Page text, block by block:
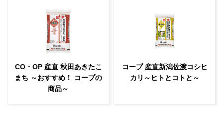
CO・OP 産直 秋田あきたこ
まち ～おすすめ！ コープの
商品～
コープ 産直新潟佐渡コシヒ
カリ～ヒトとコトと～